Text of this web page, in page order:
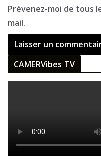
Prévenez-moi de tous
mail.
CAMERVibes TV